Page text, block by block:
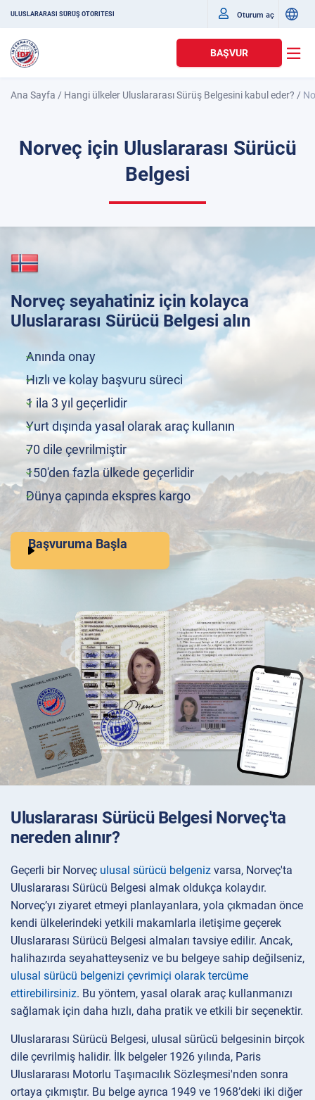
ULUSLARARASI SÜRÜŞ OTORITESI Oturum aç
BAŞVUR
Ana Sayfa / Hangi ülkeler Uluslararası Sürüş Belgesini kabul eder? /
Norveç için Uluslararası Sürücü
Belgesi
Norveç seyahatiniz için kolayca
Uluslararası Sürücü Belgesi alın
Anında onay
Hızlı ve kolay başvuru süreci
1 ila 3 yıl geçerlidir
Yurt dışında yasal olarak araç kullanın
70 dile çevrilmiştir
150'den fazla ülkede geçerlidir
Dünya çapında ekspres kargo
Başvuruma Başla
Uluslararası Sürücü Belgesi Norveç'ta
nereden alınır?
Geçerli bir Norveç ulusal sürücü belgeniz varsa, Norveç'ta
Uluslararası Sürücü Belgesi almak oldukça kolaydır.
Norveç’yı ziyaret etmeyi planlayanlara, yola çıkmadan önce
kendi ülkelerindeki yetkili makamlarla iletişime geçerek
Uluslararası Sürücü Belgesi almaları tavsiye edilir. Ancak,
halihazırda seyahatteyseniz ve bu belgeye sahip değilseniz,
ulusal sürücü belgenizi çevrimiçi olarak tercüme
ettirebilirsiniz. Bu yöntem, yasal olarak araç kullanmanızı
sağlamak için daha hızlı, daha pratik ve etkili bir seçenektir.
Uluslararası Sürücü Belgesi, ulusal sürücü belgesinin birçok
dile çevrilmiş halidir. İlk belgeler 1926 yılında, Paris
Uluslararası Motorlu Taşımacılık Sözleşmesi'nden sonra
ortaya çıkmıştır. Bu belge ayrıca 1949 ve 1968’deki iki diğer